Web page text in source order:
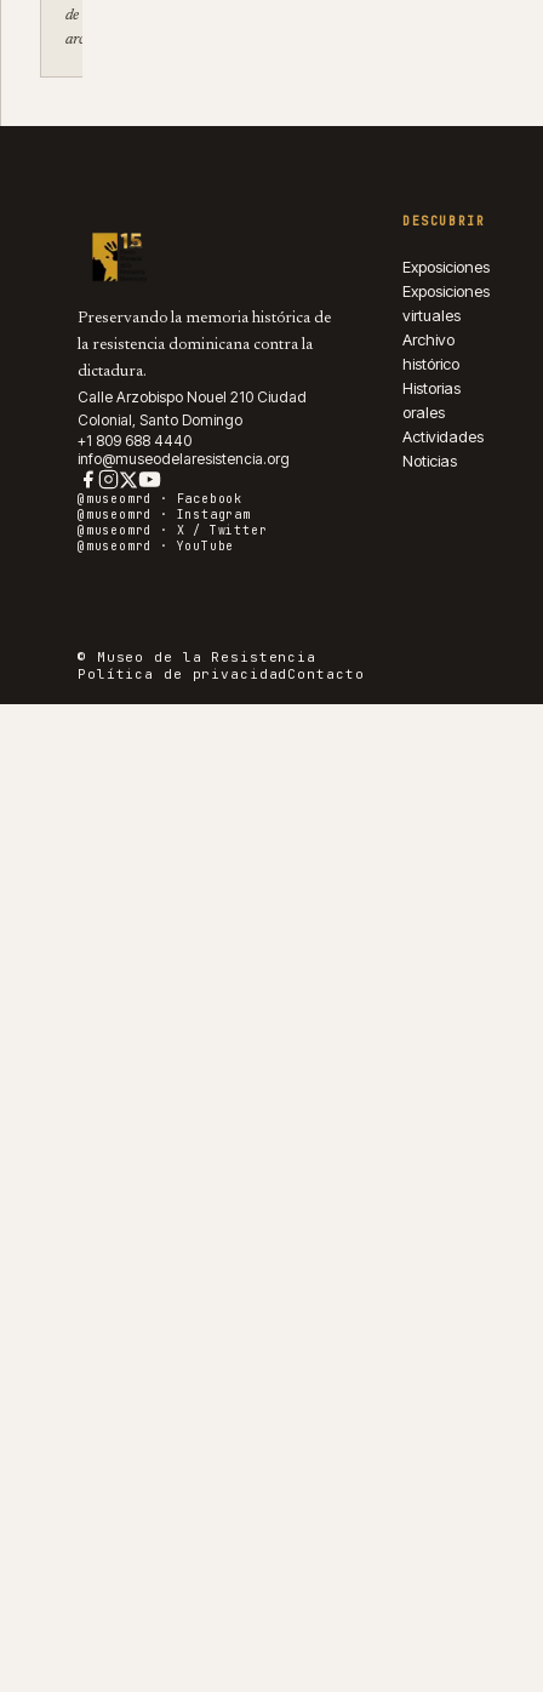
de
archivo.museodelaresistencia.org
Preservando la memoria histórica de
la resistencia dominicana contra la
dictadura.
Calle Arzobispo Nouel 210 Ciudad
Colonial, Santo Domingo
+1 809 688 4440
info@museodelaresistencia.org
@museomrd ·
Facebook
@museomrd · Instagram
@museomrd · X / Twitter
@museomrd · YouTube
DESCUBRIR
Exposiciones
Exposiciones
virtuales
Archivo
histórico
Historias
orales
Actividades
Noticias
© Museo de la Resistencia
Política de privacidad Contacto